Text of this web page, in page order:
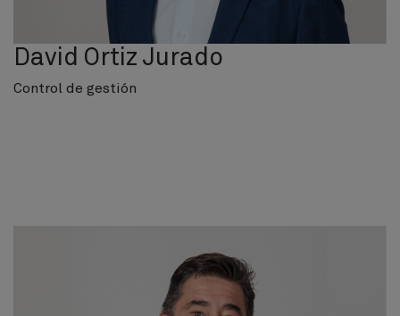
David Ortiz Jurado
Control de gestión